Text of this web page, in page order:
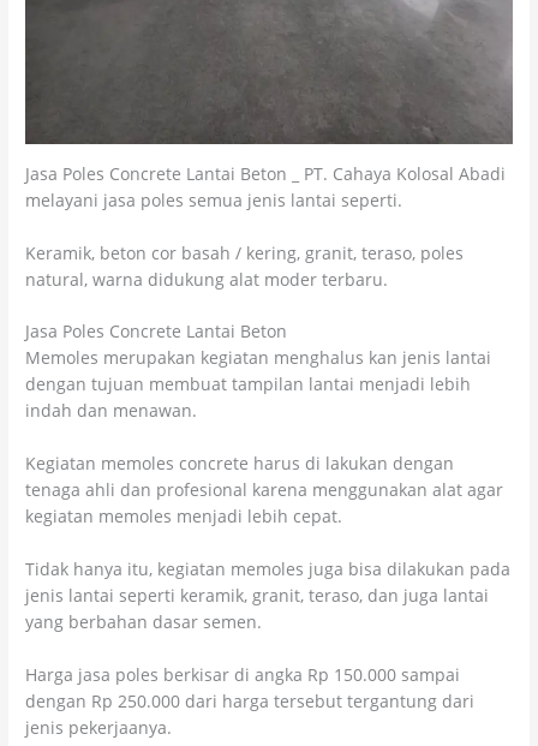
Jasa Poles Concrete Lantai Beton _ PT. Cahaya Kolosal Abadi
melayani jasa poles semua jenis lantai seperti.
Keramik, beton cor basah / kering, granit, teraso, poles
natural, warna didukung alat moder terbaru.
Jasa Poles Concrete Lantai Beton
Memoles merupakan kegiatan menghalus kan jenis lantai
dengan tujuan membuat tampilan lantai menjadi lebih
indah dan menawan.
Kegiatan memoles concrete harus di lakukan dengan
tenaga ahli dan profesional karena menggunakan alat agar
kegiatan memoles menjadi lebih cepat.
Tidak hanya itu, kegiatan memoles juga bisa dilakukan pada
jenis lantai seperti keramik, granit, teraso, dan juga lantai
yang berbahan dasar semen.
Harga jasa poles berkisar di angka Rp 150.000 sampai
dengan Rp 250.000 dari harga tersebut tergantung dari
jenis pekerjaanya.